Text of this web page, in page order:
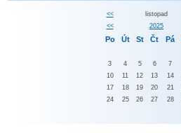
<< listopad
<<
2025
Po Út St Čt Pá
3
4 5 6 7
10
11 12 13 14
17
18 19 20 21
24
25 26 27 28